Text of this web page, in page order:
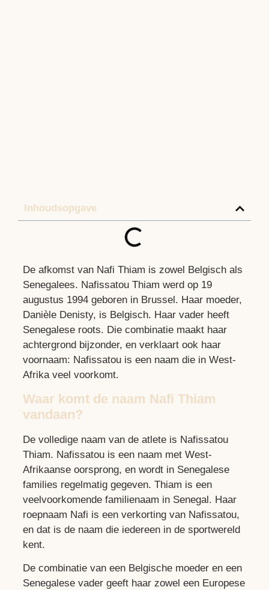
Inhoudsopgave
De afkomst van Nafi Thiam is zowel Belgisch als
Senegalees. Nafissatou Thiam werd op 19
augustus 1994 geboren in Brussel. Haar moeder,
Danièle Denisty, is Belgisch. Haar vader heeft
Senegalese roots. Die combinatie maakt haar
achtergrond bijzonder, en verklaart ook haar
voornaam: Nafissatou is een naam die in West-
Afrika veel voorkomt.
Waar komt de naam Nafi Thiam
vandaan?
De volledige naam van de atlete is Nafissatou
Thiam. Nafissatou is een naam met West-
Afrikaanse oorsprong, en wordt in Senegalese
families regelmatig gegeven. Thiam is een
veelvoorkomende familienaam in Senegal. Haar
roepnaam Nafi is een verkorting van Nafissatou,
en dat is de naam die iedereen in de sportwereld
kent.
De combinatie van een Belgische moeder en een
Senegalese vader geeft haar zowel een Europese